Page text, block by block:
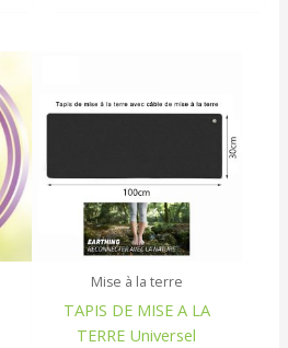
Mise à la terre
TAPIS DE MISE A LA
TERRE Universel